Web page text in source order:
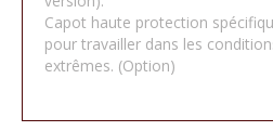
Capot haute protection
pour travailler dans les
extrêmes. (Option)